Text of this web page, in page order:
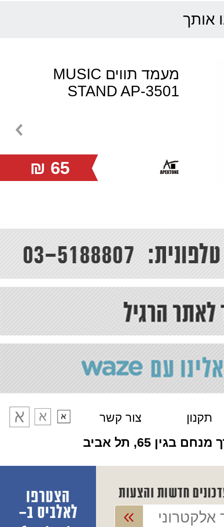
אותך
מעמד תווים MUSIC
STAND AP-3501
65 ₪
תקנון צור קשר
בגין 65, תל אביב